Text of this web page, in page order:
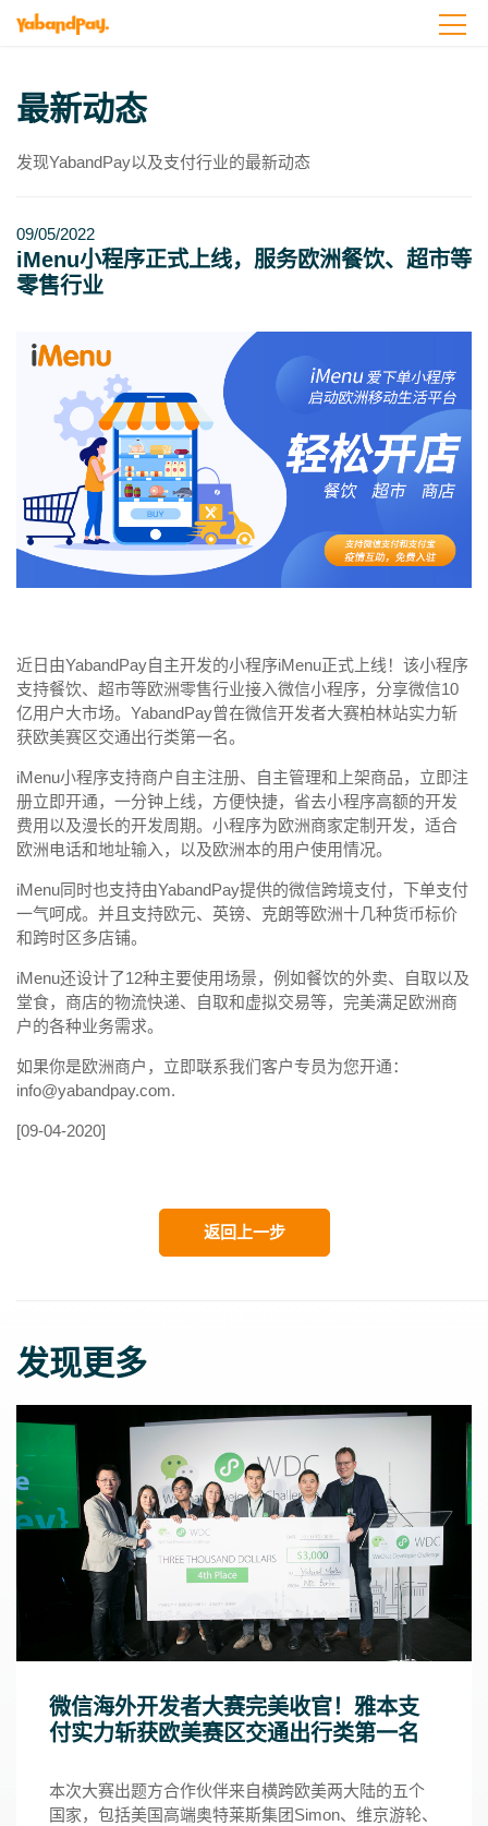
最新动态
发现YabandPay以及支付行业的最新动态
09/05/2022
iMenu小程序正式上线，服务欧洲餐饮、超市等
零售行业
近日由YabandPay自主开发的小程序iMenu正式上线！该小程序
支持餐饮、超市等欧洲零售行业接入微信小程序，分享微信10
亿用户大市场。YabandPay曾在微信开发者大赛柏林站实力斩
获欧美赛区交通出行类第一名。
iMenu小程序支持商户自主注册、自主管理和上架商品，立即注
册立即开通，一分钟上线，方便快捷，省去小程序高额的开发
费用以及漫长的开发周期。小程序为欧洲商家定制开发，适合
欧洲电话和地址输入，以及欧洲本的用户使用情况。
iMenu同时也支持由YabandPay提供的微信跨境支付，下单支付
一气呵成。并且支持欧元、英镑、克朗等欧洲十几种货币标价
和跨时区多店铺。
iMenu还设计了12种主要使用场景，例如餐饮的外卖、自取以及
堂食，商店的物流快递、自取和虚拟交易等，完美满足欧洲商
户的各种业务需求。
如果你是欧洲商户，立即联系我们客户专员为您开通：
info@yabandpay.com.
[09-04-2020]
返回上一步
发现更多
微信海外开发者大赛完美收官！雅本支
付实力斩获欧美赛区交通出行类第一名
本次大赛出题方合作伙伴来自横跨欧美两大陆的五个
国家，包括美国高端奥特莱斯集团Simon、维京游轮、